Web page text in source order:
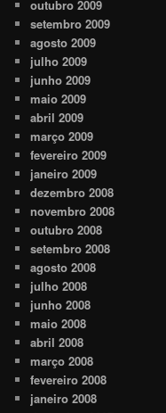
outubro 2009
setembro 2009
agosto 2009
julho 2009
junho 2009
maio 2009
abril 2009
março 2009
fevereiro 2009
janeiro 2009
dezembro 2008
novembro 2008
outubro 2008
setembro 2008
agosto 2008
julho 2008
junho 2008
maio 2008
abril 2008
março 2008
fevereiro 2008
janeiro 2008